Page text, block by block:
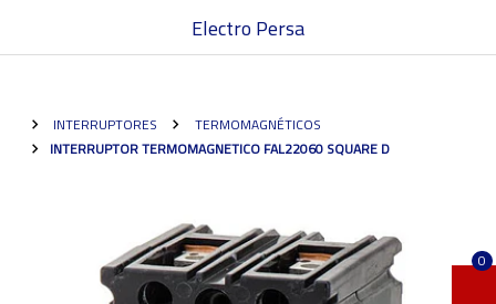
Electro Persa
0
INTERRUPTORES
TERMOMAGNÉTICOS
INTERRUPTOR TERMOMAGNETICO FAL22060 SQUARE D